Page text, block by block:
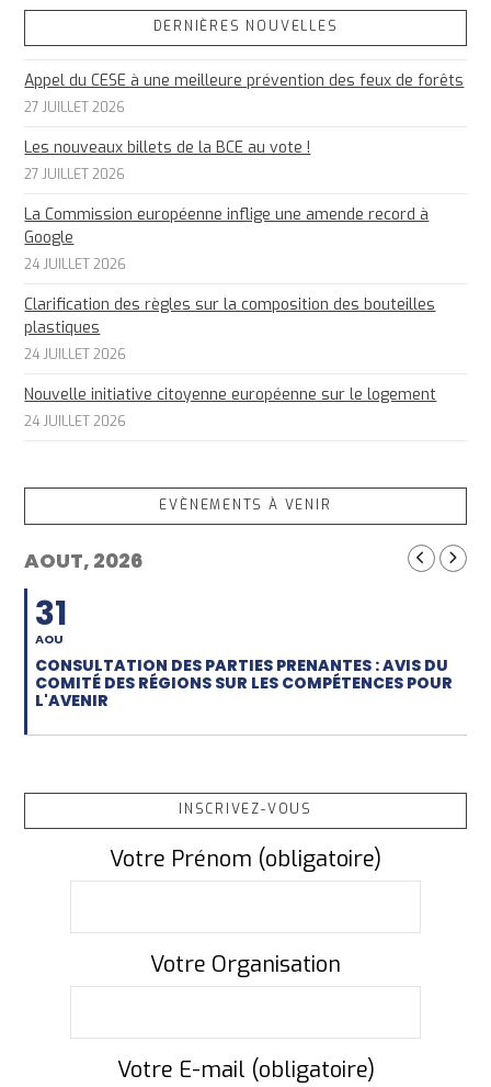
DERNIÈRES NOUVELLES
Appel du CESE à une meilleure prévention des feux de forêts
27 JUILLET 2026
Les nouveaux billets de la BCE au vote !
27 JUILLET 2026
La Commission européenne inflige une amende record à
Google
24 JUILLET 2026
Clarification des règles sur la composition des bouteilles
plastiques
24 JUILLET 2026
Nouvelle initiative citoyenne européenne sur le logement
24 JUILLET 2026
EVÈNEMENTS À VENIR
AOUT, 2026
31
AOU
CONSULTATION DES PARTIES PRENANTES : AVIS DU
COMITÉ DES RÉGIONS SUR LES COMPÉTENCES POUR
L'AVENIR
INSCRIVEZ-VOUS
Votre Prénom (obligatoire)
Votre Organisation
Votre E-mail (obligatoire)